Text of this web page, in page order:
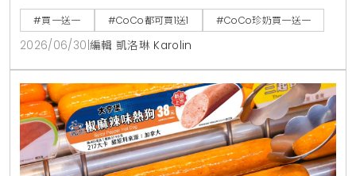
新增紅柚雙響炮與紅柚香檸美式等6款指定飲品任選 。
#買一送一 #CoCo都可買1送1 #CoCo珍奶買一送一
2026/06/30 編輯 凱洛琳 Karolin